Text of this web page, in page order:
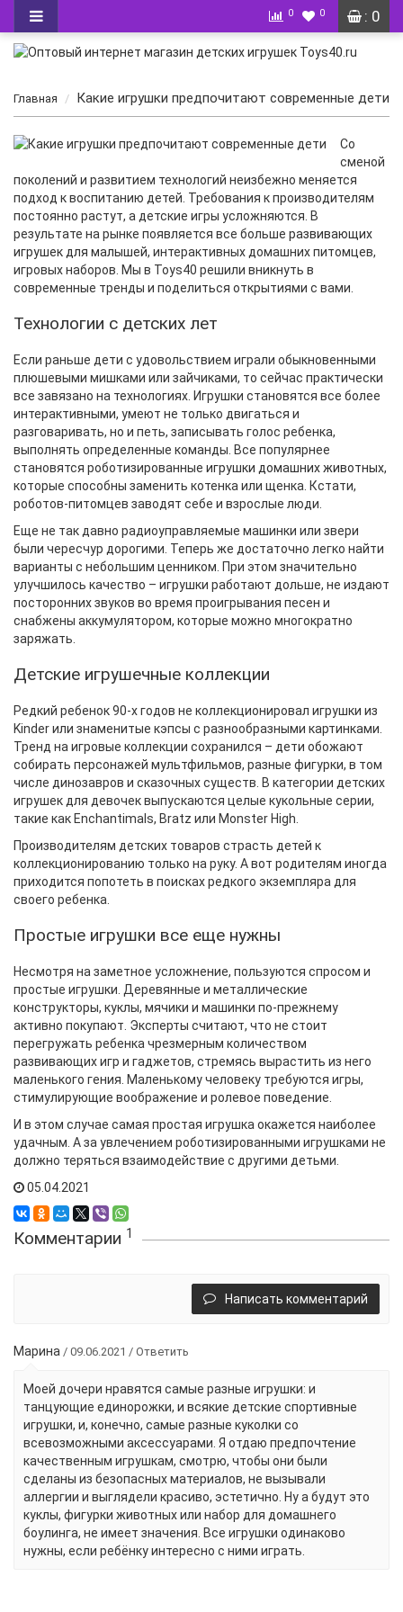
: 0
0 0
Главная Какие игрушки предпочитают современные дети
Со
сменой
поколений и развитием технологий неизбежно меняется
подход к воспитанию детей. Требования к производителям
постоянно растут, а детские игры усложняются. В
результате на рынке появляется все больше развивающих
игрушек для малышей, интерактивных домашних питомцев,
игровых наборов. Мы в Toys40 решили вникнуть в
современные тренды и поделиться открытиями с вами.
Технологии с детских лет
Если раньше дети с удовольствием играли обыкновенными
плюшевыми мишками или зайчиками, то сейчас практически
все завязано на технологиях. Игрушки становятся все более
интерактивными, умеют не только двигаться и
разговаривать, но и петь, записывать голос ребенка,
выполнять определенные команды. Все популярнее
становятся роботизированные игрушки домашних животных,
которые способны заменить котенка или щенка. Кстати,
роботов-питомцев заводят себе и взрослые люди.
Еще не так давно радиоуправляемые машинки или звери
были чересчур дорогими. Теперь же достаточно легко найти
варианты с небольшим ценником. При этом значительно
улучшилось качество – игрушки работают дольше, не издают
посторонних звуков во время проигрывания песен и
снабжены аккумулятором, которые можно многократно
заряжать.
Детские игрушечные коллекции
Редкий ребенок 90-х годов не коллекционировал игрушки из
Kinder или знаменитые кэпсы с разнообразными картинками.
Тренд на игровые коллекции сохранился – дети обожают
собирать персонажей мультфильмов, разные фигурки, в том
числе динозавров и сказочных существ. В категории детских
игрушек для девочек выпускаются целые кукольные серии,
такие как Enchantimals, Bratz или Monster High.
Производителям детских товаров страсть детей к
коллекционированию только на руку. А вот родителям иногда
приходится попотеть в поисках редкого экземпляра для
своего ребенка.
Простые игрушки все еще нужны
Несмотря на заметное усложнение, пользуются спросом и
простые игрушки. Деревянные и металлические
конструкторы, куклы, мячики и машинки по-прежнему
активно покупают. Эксперты считают, что не стоит
перегружать ребенка чрезмерным количеством
развивающих игр и гаджетов, стремясь вырастить из него
маленького гения. Маленькому человеку требуются игры,
стимулирующие воображение и ролевое поведение.
И в этом случае самая простая игрушка окажется наиболее
удачным. А за увлечением роботизированными игрушками не
должно теряться взаимодействие с другими детьми.
05.04.2021
Комментарии 1
Написать комментарий
Марина / 09.06.2021 / Ответить
Моей дочери нравятся самые разные игрушки: и
танцующие единорожки, и всякие детские спортивные
игрушки, и, конечно, самые разные куколки со
всевозможными аксессуарами. Я отдаю предпочтение
качественным игрушкам, смотрю, чтобы они были
сделаны из безопасных материалов, не вызывали
аллергии и выглядели красиво, эстетично. Ну а будут это
куклы, фигурки животных или набор для домашнего
боулинга, не имеет значения. Все игрушки одинаково
нужны, если ребёнку интересно с ними играть.